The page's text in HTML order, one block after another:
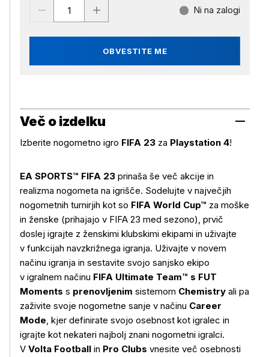
OBVESTITE ME
Ni na zalogi
Več o izdelku
Več o izdelku
Izberite nogometno igro FIFA 23 za Playstation 4!
EA SPORTS™ FIFA 23 prinaša še več akcije in
realizma nogometa na igrišče. Sodelujte v največjih
nogometnih turnirjih kot so FIFA World Cup™ za moške
in ženske (prihajajo v FIFA 23 med sezono), prvič
doslej igrajte z ženskimi klubskimi ekipami in uživajte
v funkcijah navzkrižnega igranja. Uživajte v novem
načinu igranja in sestavite svojo sanjsko ekipo
v igralnem načinu FIFA Ultimate Team™ s FUT
Moments s prenovljenim sistemom Chemistry ali pa
zaživite svoje nogometne sanje v načinu Career
Mode, kjer definirate svojo osebnost kot igralec in
igrajte kot nekateri najbolj znani nogometni igralci.
V Volta Football in Pro Clubs vnesite več osebnosti